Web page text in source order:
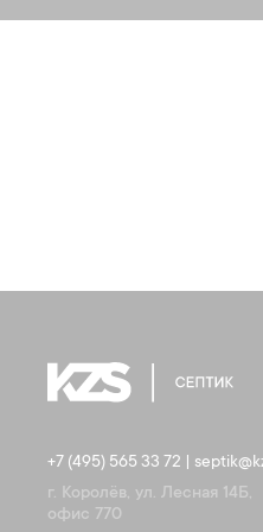
+7 (495) 565 33 72
г. Королёв, ул. Лесная 14Б,
офис 770